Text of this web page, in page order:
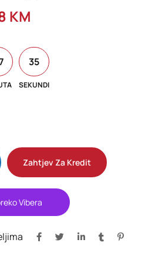
KM
33
SEKUNDI
Zahtjev Za Kredit
Vibera